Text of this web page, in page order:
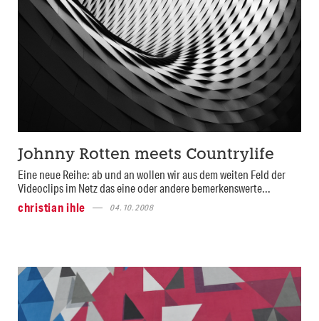
Johnny Rotten meets Countrylife
Eine neue Reihe: ab und an wollen wir aus dem weiten Feld der
Videoclips im Netz das eine oder andere bemerkenswerte...
christian ihle
04.10.2008